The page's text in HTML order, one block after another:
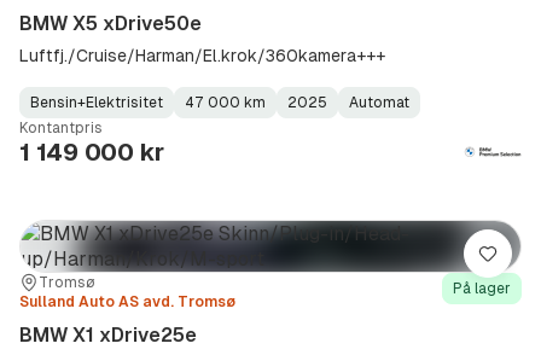
BMW X5 xDrive50e
Luftfj./Cruise/Harman/El.krok/360kamera+++
Fuel
Type:
Bensin+Elektrisitet
Kilometerstand: 47 000 km
Model
Year:
2025
Gearbox
Type:
Automat
Kontantpris
1 149 000 kr
Sted:Tromsø
Forhandler:
Sulland Auto AS avd. Tromsø
På lager
BMW X1 xDrive25e
Lagre